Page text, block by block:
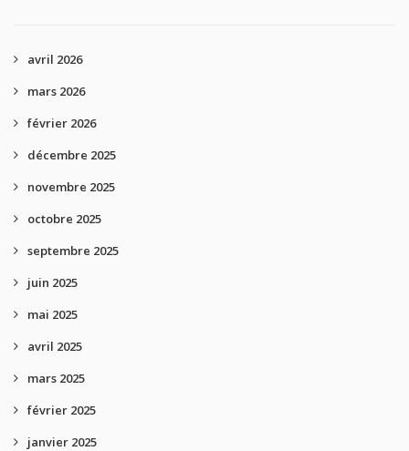
avril 2026
mars 2026
février 2026
décembre 2025
novembre 2025
octobre 2025
septembre 2025
juin 2025
mai 2025
avril 2025
mars 2025
février 2025
janvier 2025